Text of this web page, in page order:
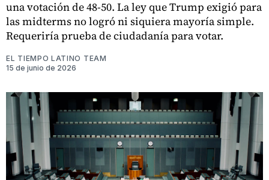
una votación de 48-50. La ley que Trump exigió para
las midterms no logró ni siquiera mayoría simple.
Requeriría prueba de ciudadanía para votar.
EL TIEMPO LATINO TEAM
15 de junio de 2026